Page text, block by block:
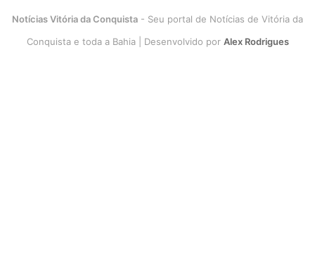
Notícias Vitória da Conquista - Seu portal de Notícias de Vitória da
Conquista e toda a Bahia | Desenvolvido por Alex Rodrigues